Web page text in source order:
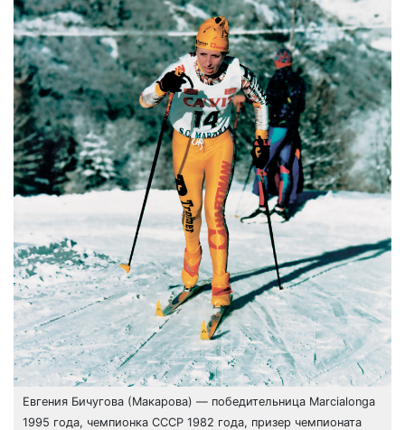
Евгения Бичугова (Макарова) — победительница Marcialonga
1995 года, чемпионка СССР 1982 года, призер чемпионата